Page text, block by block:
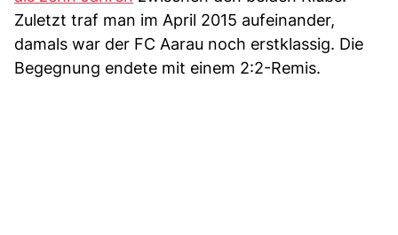
Zuletzt traf man im April 2015 aufeinander,
damals war der FC Aarau noch erstklassig. Die
Begegnung endete mit einem 2:2-Remis.